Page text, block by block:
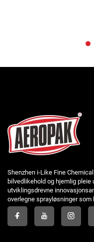
Shenzhen i-Like Fine
bilvedlikehold og hjemlig pleie
utviklingsdrevne
overlegne sprayløsninger